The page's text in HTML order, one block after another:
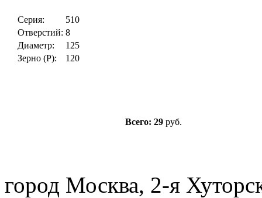
Серия:
510
Отверстий: 8
Диаметр:
125
Зерно (P):
120
Всего: 29 руб.
город Москва, 2-я